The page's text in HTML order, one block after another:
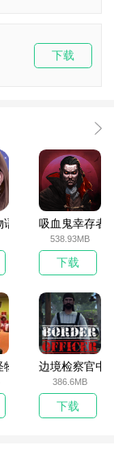
下载
吸血鬼幸存者
538.93MB
下载
物生存挑战5边境检察官中
386.6MB
下载